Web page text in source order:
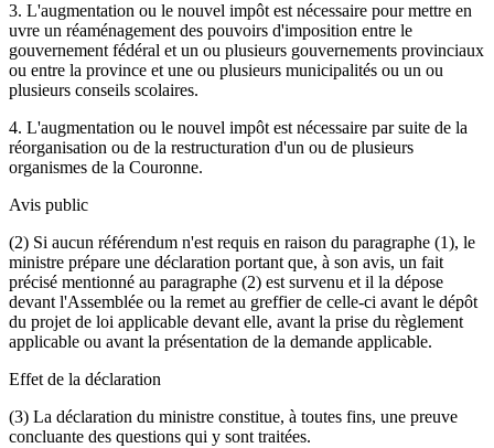
3. L'augmentation ou le nouvel impôt est nécessaire pour mettre en
uvre un réaménagement des pouvoirs d'imposition entre le
gouvernement fédéral et un ou plusieurs gouvernements provinciaux
ou entre la province et une ou plusieurs municipalités ou un ou
plusieurs conseils scolaires.
4. L'augmentation ou le nouvel impôt est nécessaire par suite de la
réorganisation ou de la restructuration d'un ou de plusieurs
organismes de la Couronne.
Avis public
(2) Si aucun référendum n'est requis en raison du paragraphe (1), le
ministre prépare une déclaration portant que, à son avis, un fait
précisé mentionné au paragraphe (2) est survenu et il la dépose
devant l'Assemblée ou la remet au greffier de celle-ci avant le dépôt
du projet de loi applicable devant elle, avant la prise du règlement
applicable ou avant la présentation de la demande applicable.
Effet de la déclaration
(3) La déclaration du ministre constitue, à toutes fins, une preuve
concluante des questions qui y sont traitées.